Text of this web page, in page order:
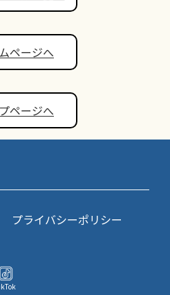
ページへ
ページへ
プライバシーポリシー